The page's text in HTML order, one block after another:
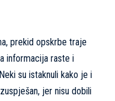
prekid opskrbe traje
informacija raste i
su istaknuli kako je i
jer nisu dobili